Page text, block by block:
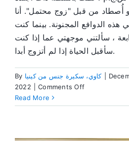
أُصطاد من قبل "زوج محتمل". أنا
هذه الدوافع المجنونة. بينما كنت
، سألتني موجهتي عما إذا كنت
سأقبل الحياة إذا لم أتزوج أبدا.
By كاوي، سكيرة جنس من كينيا
2022
Comments Offon
هي
Read More